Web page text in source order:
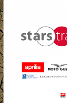
Skip
to
content